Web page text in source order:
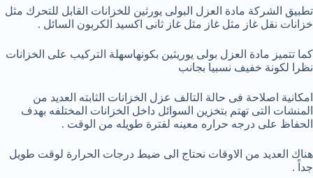
تطبيق الشركة مادة العزل البولى يورثين للخزانات القابل للتحرك مثل
خزانات نقل غاز مثل غاز مثل غاز ثانى اكسيد الكربون السائل .
كما تتميز مادة العزل بولى يوريثين بكونهاسهلة التركيب على الخزانات
نظرا لكونة خفيف نسبيا بجانب
امكانية اصلاحة فى حالة التالف عزل الخزانات الثابته العديد من
المنشات التى تهتم بتخزين السوائل داخل الخزانات المختلفه بهدف
الحفاظ على درجه حراره معينه لفترة طويله من الوقت .
هناك العديد من الاوقات نحتاج الى ضيط درجات الحرارة لوقت طويل
جداً .